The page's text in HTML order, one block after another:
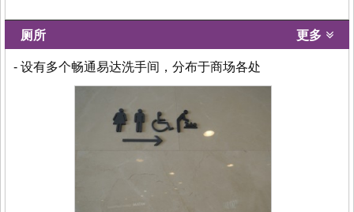
厕所 更多
- 设有多个畅通易达洗手间，分布于商场各处